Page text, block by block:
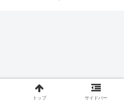
トップ サイドバー